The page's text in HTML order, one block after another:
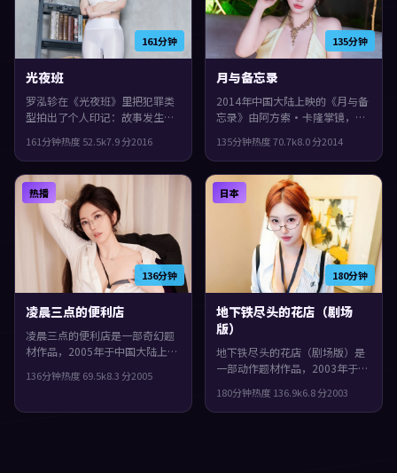
161分钟
光夜班
罗泓轸在《光夜班》里把犯罪类
型拍出了个人印记：故事发生在
主演包括周冬雨、裴斗娜、役所
广司。真相像洋葱一样被层层剥
开，整体完成度较高，适合喜欢
细腻叙事与人物刻画的观众。
161分钟热度 52.5k7.9分2016
135分钟
月与备忘录
2014年中国大陆上映的《月与备
忘录》由阿方索·卡隆掌镜，沈
类型上偏喜剧，配乐与声场强化
了不安与孤独感，观感紧凑，值
得推荐。
135分钟热度70.7k8.0分2014
136分钟
热播
凌晨三点的便利店
凌晨三点的便利店是一部奇幻题
材作品，2005年于中国大陆上
战、宋康昊等主演。人物在道德
很足。
136分钟热度 69.5k8.3 分2005
180分钟
日本
地下铁尽头的花店（剧场
版）
地下铁尽头的花店（剧场版）是
一部动作题材作品，2003年于日
娜、王凯、文淇等主演。群像戏
份饱满，配角也有完整弧光，片
180分钟热度 136.9k6.8分2003